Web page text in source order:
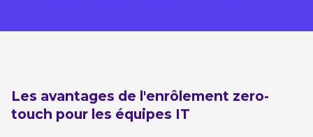
Les avantages de l'enrôlement zero-
touch pour les équipes IT